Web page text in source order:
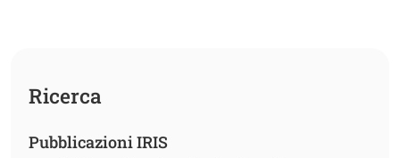
Ricerca
Pubblicazioni IRIS